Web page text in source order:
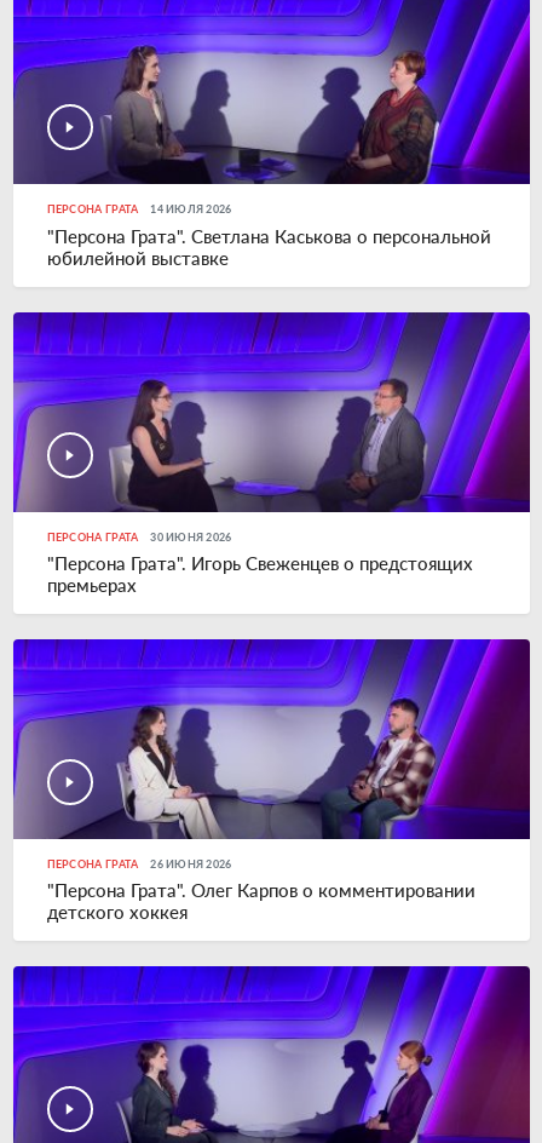
ПЕРСОНА ГРАТА 14 ИЮЛЯ 2026
"Персона Грата". Светлана Каськова о персональной
юбилейной выставке
ПЕРСОНА ГРАТА 30 ИЮНЯ 2026
"Персона Грата". Игорь Свеженцев о предстоящих
премьерах
ПЕРСОНА ГРАТА 26 ИЮНЯ 2026
"Персона Грата". Олег Карпов о комментировании
детского хоккея